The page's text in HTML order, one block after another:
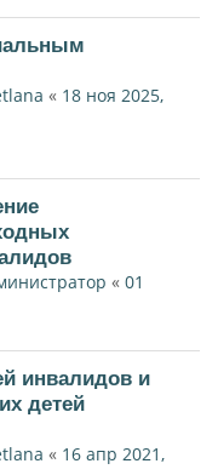
« 18 ноя 2025,
« 01
инвалидов и
детей
« 16 апр 2021,